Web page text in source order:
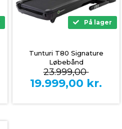
På lager
Tunturi T80 Signature
Løbebånd
23.999,00
19.999,00 kr.